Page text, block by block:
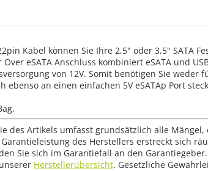
Kabel können Sie Ihre 2,5" oder 3,5" SATA
Over eSATA Anschluss kombiniert eSATA und
von 12V. Somit benötigen Sie weder
ebenso an einen einfachen 5V eSATAp Port
des Artikels umfasst grundsätzlich alle
des Herstellers erstreckt sich
Sie sich im Garantiefall an den
Herstellerübersicht. Gesetzliche